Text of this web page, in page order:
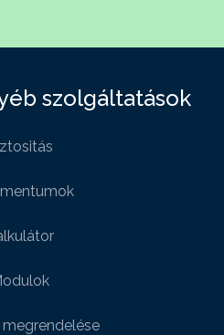
szolgáltatások